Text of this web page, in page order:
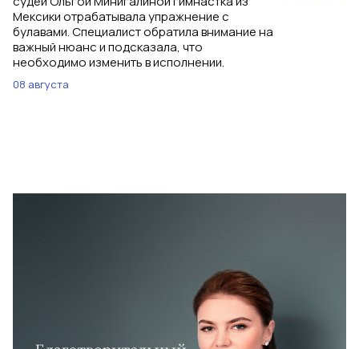
Мексики отрабатывала упражнение с
булавами. Специалист обратила внимание на
важный нюанс и подсказала, что
необходимо изменить в исполнении.
08 августа